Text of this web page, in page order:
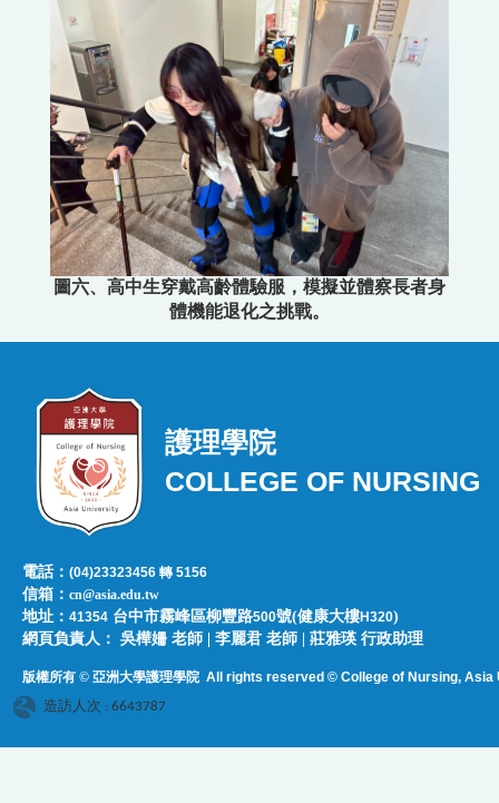
圖六、高中生穿戴高齡體驗服，模擬並體察長者身
體機能退化之挑戰。
護理學院
COLLEGE OF NURSING
電話：(04)23323456 轉 5156
信箱：cn@asia.edu.tw
地址：41354 台中市霧峰區柳豐路500號(健康大樓H320)
網頁負責人：​​​ ​吳樺姍 老師 | 李麗君 老師 | 莊雅瑛 行政助理
版權所有 © 亞洲大學護理學院All rights reserved © College of Nursing, Asia
造訪人次 : 6643787